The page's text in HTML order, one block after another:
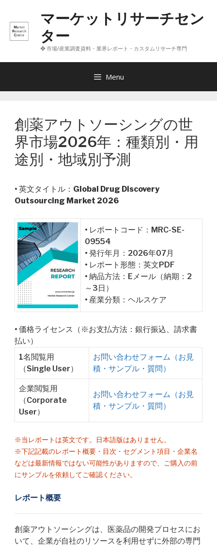
へ
マーケットリサーチセン
ター
❖ 市場/産業調査資料・業界レポート・カスタムリサーチ専門
Menu
創薬アウトソーシングの世
界市場2026年：種類別・用
途別・地域別予測
• 英文タイトル： Global Drug Discovery
Outsourcing Market 2026
• レポートコード：MRC-SE-
09554
• 発行年月：2026年07月
• レポート形態：英文PDF
• 納品方法：Eメール（納期：2
～3日）
• 産業分類：ヘルスケア
• 価格ライセンス（※お支払方法：銀行振込、請求書
払い）
1名閲覧用
（Single User）
お問い合わせフォーム（お見
積・サンプル・質問）
企業閲覧用
（Corporate
User）
お問い合わせフォーム（お見
積・サンプル・質問）
※当レポートは英文です。日本語版はありません。
※下記記載のレポート概要・目次・セグメント項目・企業名
などは最新情報ではない可能性がありますので、ご購入の前
にサンプルを依頼してご確認ください。
レポート概要
創薬アウトソーシングは、医薬品の開発プロセスにお
いて、企業が自社のリソースを利用せずに外部の専門